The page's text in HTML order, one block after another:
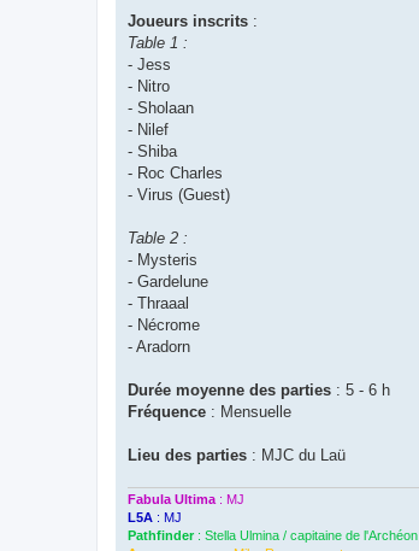
Joueurs inscrits :
Table 1 :
- Jess
- Nitro
- Sholaan
- Nilef
- Shiba
- Roc Charles
- Virus (Guest)
Table 2 :
- Mysteris
- Gardelune
- Thraaal
- Nécrome
- Aradorn
Durée moyenne des parties : 5 - 6 h
Fréquence : Mensuelle
Lieu des parties : MJC du Laü
Fabula Ultima : MJ
L5A : MJ
Pathfinder : Stella Ulmina / capitaine de l'Archéon